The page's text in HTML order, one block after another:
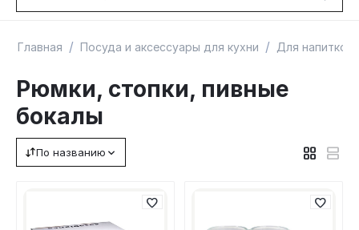
ТОВАРЫ В ПУТИ / ПОД ЗАКАЗ
Главная / Посуда и аксессуары для кухни / Для напитков
Рюмки, стопки, пивные
бокалы
По названию